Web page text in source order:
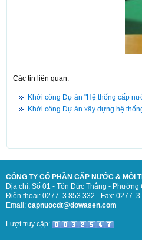
Các tin liên quan:
Khởi công Dự án "Hệ thống cấp
Khởi công Dự án xây dựng hệ
CÔNG TY CỔ PHẦN CẤP NƯỚC & MÔI
Địa chỉ: Số 01 - Tôn Đức Thắng - Phường
Điện thoại: 0277. 3 853 332 - Fax: 0277.
Email: capnuocdt@dowasen.com
Lượt truy cập: